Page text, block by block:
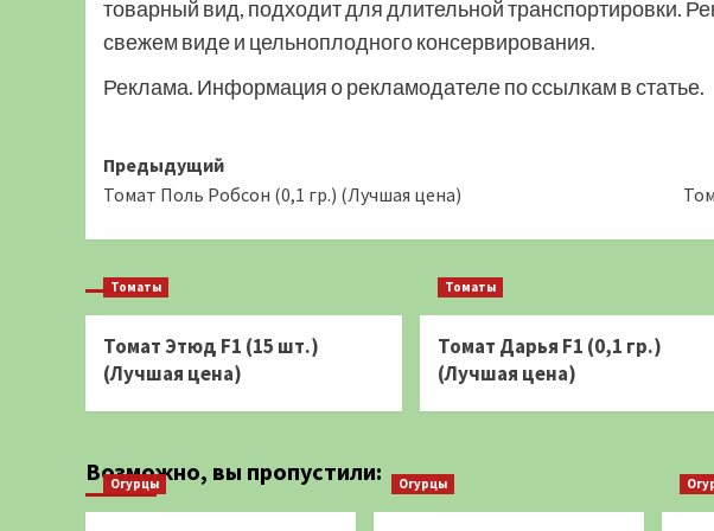
товарный вид, подходит для длительной транспортировки.
свежем виде и цельноплодного консервирования.
Реклама. Информация о рекламодателе по ссылкам в статье.
Навигация
записи
Предыдущий
Томат Поль Робсон (0,1 гр.) (Лучшая цена)
Томаты
Томат Этюд F1 (15 шт.)
(Лучшая цена)
Томаты
Томат Дарья F1 (0,1 гр.)
(Лучшая цена)
Возможно, вы пропустили:
Огурцы Огурцы